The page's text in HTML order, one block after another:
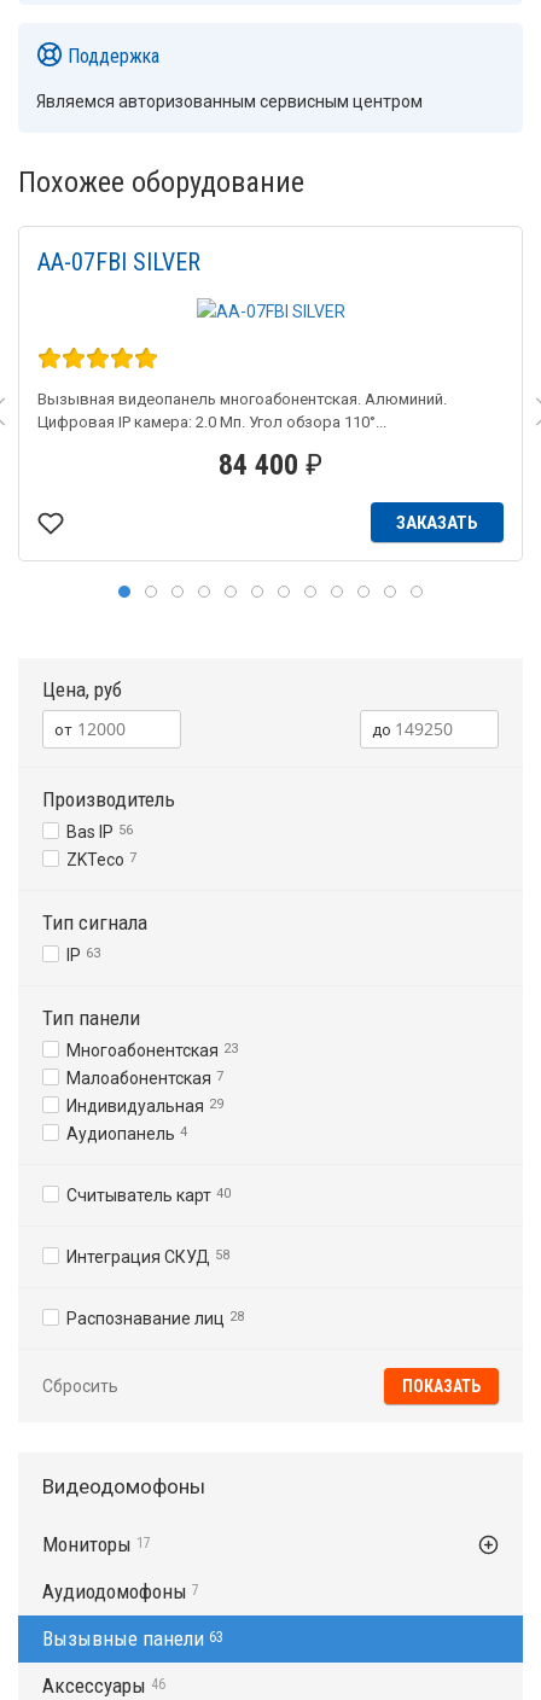
Поддержка
Являемся авторизованным сервисным центром
Похожее оборудование
AA-07FBI SILVER
Вызывная видеопанель многоабонентская. Алюминий.
Цифровая IP камера: 2.0 Мп. Угол обзора 110°...
84 400 ₽
ЗАКАЗАТЬ
Цена, руб
Производитель
Bas IP 56
ZKTeco 7
Тип сигнала
IP 63
Тип панели
Многоабонентская 23
Малоабонентская 7
Индивидуальная 29
Аудиопанель 4
Считыватель карт 40
Интеграция СКУД 58
Распознавание лиц 28
Сбросить
Видеодомофоны
Мониторы 17
Аудиодомофоны 7
Вызывные панели 63
Аксессуары 46